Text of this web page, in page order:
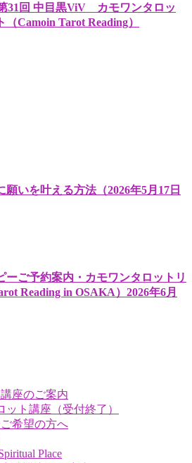
31回 中目黒ViV カモワンタロッ
（Camoin Tarot Reading）
願いを叶える方法（2026年5月17日
ーご予約案内・カモワンタロットリ
Reading in OSAKA）2026年6月
座のご案内
ット講座（受付終了）
希望の方へ
Place